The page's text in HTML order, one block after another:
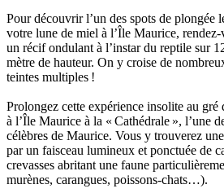
Pour découvrir l’un des spots de plongée
votre lune de miel à l’Île Maurice,
un récif ondulant à l’instar du reptile sur
mètre de hauteur. On y croise de
teintes multiples !
Prolongez cette expérience insolite au gré
à l’Île Maurice à la « Cathédrale », l’une
célèbres de Maurice. Vous y trouverez
par un faisceau lumineux et ponctuée de
crevasses abritant une faune
murènes, carangues, poissons-chats…).